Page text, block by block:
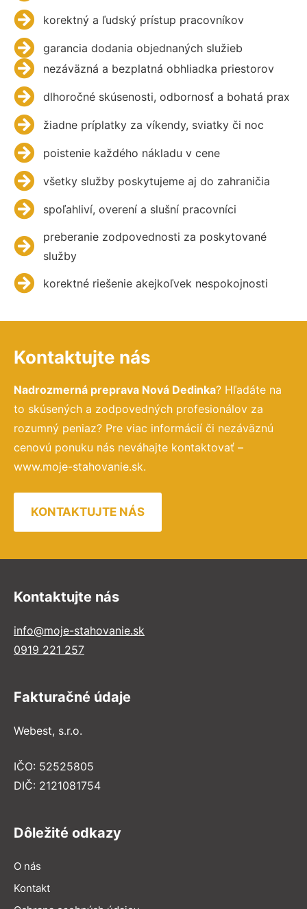
korektný a ľudský prístup pracovníkov
garancia dodania objednaných služieb
nezáväzná a bezplatná obhliadka priestorov
dlhoročné skúsenosti, odbornosť a bohatá prax
žiadne príplatky za víkendy, sviatky či noc
poistenie každého nákladu v cene
všetky služby poskytujeme aj do zahraničia
spoľahliví, overení a slušní pracovníci
preberanie zodpovednosti za poskytované
služby
korektné riešenie akejkoľvek nespokojnosti
Kontaktujte nás
Nadrozmerná preprava Nová Dedinka? Hľadáte na
to skúsených a zodpovedných profesionálov za
rozumný peniaz? Pre viac informácií či nezáväznú
cenovú ponuku nás neváhajte kontaktovať –
www.moje-stahovanie.sk.
KONTAKTUJTE NÁS
Kontaktujte nás
info@moje-stahovanie.sk
0919 221 257
Fakturačné údaje
Webest, s.r.o.
IČO: 52525805
DIČ: 2121081754
Dôležité odkazy
O nás
Kontakt